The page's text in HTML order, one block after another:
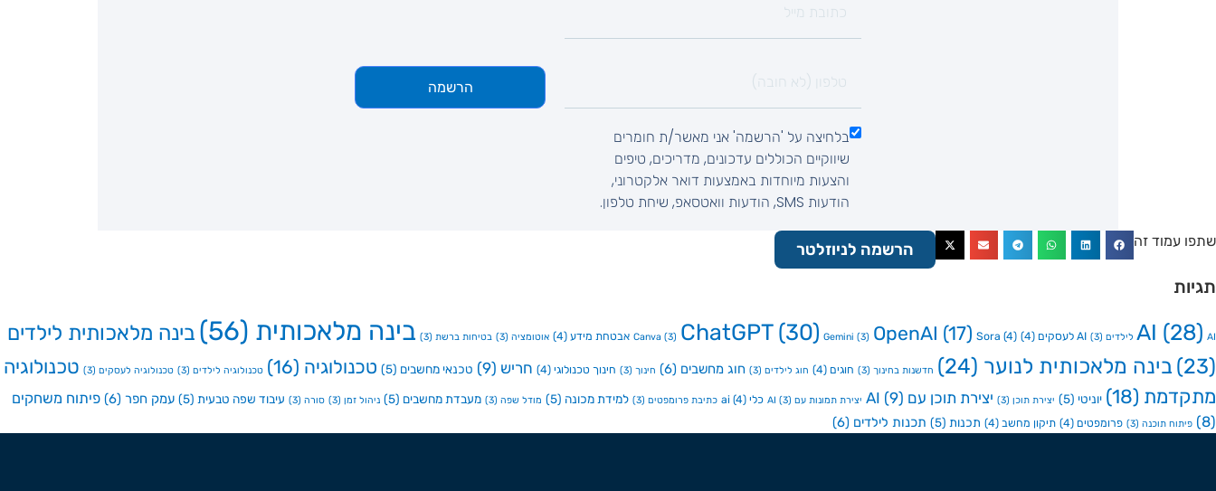
בלחיצה על 'הרשמה' אני מאשר/ת חומרים
שיווקיים הכוללים עדכונים, מדריכים, טיפים
והצעות מיוחדות באמצעות דואר אלקטרוני,
הודעות SMS, הודעות וואטסאפ, שיחת טלפון.
הרשמה
שתפו עמוד זה הרשמה לניוזלטר
תגיות
AI (28) AI לילדים (3) AI לעסקים (4)
Canva (3) ChatGPT(30) Gemini (3) OpenAI (17) Sora (4) אבטחת מידע (4) אוטומציה (3) בטיחות ברשת (3) בינה מלאכותית (56)
בינה מלאכותית לילדים
(23)
בינה מלאכותית לנוער (24) חדשנות בחינוך (3) חוגים (4) חוג לילדים (3) חוג מחשבים (6) חינוך (3) חינוך טכנולוגי (4) חריש (9) טכנאי מחשבים (5) טכנולוגיה (16) טכנולוגיה לילדים (3) טכנולוגיה לעסקים (3)
טכנולוגיה
מתקדמת (18) יוניטי (5) יצירת תוכן (3) יצירת תוכן עם AI (9) יצירת תמונות עם AI (3) כלי ai (4) כתיבת פרומפטים (3) למידת מכונה (5) מודל שפה (3) מעבדת מחשבים (5) ניהול זמן (3) סורה (3) עיבוד שפה טבעית (5) עמק חפר (6)
פיתוח משחקים
(8)
פיתוח תוכנה (3) פרומפטים (4) תיקון מחשב (4) תכנות (5) תכנות לילדים (6)